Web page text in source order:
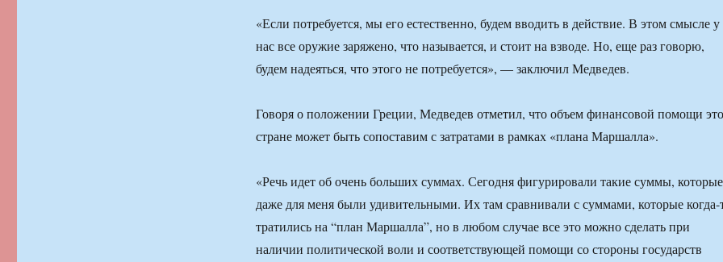
«Если потребуется, мы его естественно, будем вводить в действие. В этом смысле у
нас все оружие заряжено, что называется, и стоит на взводе. Но, еще раз говорю,
будем надеяться, что этого не потребуется», — заключил Медведев.
Говоря о положении Греции, Медведев отметил, что объем финансовой помощи
стране может быть сопоставим с затратами в рамках «плана Маршалла».
«Речь идет об очень больших суммах. Сегодня фигурировали такие суммы, которые
даже для меня были удивительными. Их там сравнивали с суммами, которые когда-
тратились на “план Маршалла”, но в любом случае все это можно сделать при
наличии политической воли и соответствующей помощи со стороны государств